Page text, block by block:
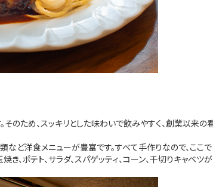
ため、スッキリとした味わいで飲みやすく、創業以来の
類など洋食メニューが豊富です。すべて手作りなので、こ
ポテト、サラダ、スパゲッティ、コーン、千切りキャベツ